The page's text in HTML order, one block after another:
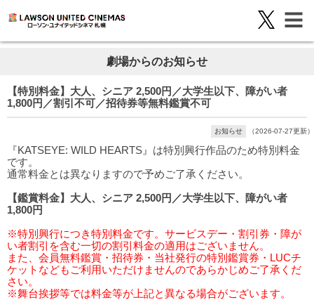
劇場からのお知らせ
【特別料金】大人、シニア 2,500円／大学生以下、障がい者
1,800円／割引不可／招待券等無料鑑賞不可
お知らせ （2026-07-27更新）
『KATSEYE: WILD HEARTS』は特別興行作品のため特別料金
です。
通常料金とは異なりますので予めご了承ください。
【鑑賞料金】大人、シニア 2,500円／大学生以下、障がい者
1,800円
※特別興行につき特別料金です。サービスデー・割引券・障が
い者割引を含む一切の割引料金の適用はございません。
また、会員無料鑑賞・招待券・当社発行の特別鑑賞券・LUCチ
ケットなどもご利用いただけませんのであらかじめご了承くだ
さい。
※舞台挨拶等では料金等が上記と異なる場合がございます。